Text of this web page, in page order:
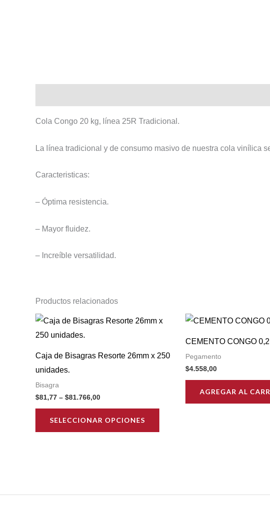
Cola Congo 20 kg, línea 25R Tradicional.
La línea tradicional y de consumo masivo de nuestra cola vinílica
Caracteristicas:
– Óptima resistencia.
– Mayor fluidez.
– Increíble versatilidad.
Productos relacionados
Caja de Bisagras Resorte 26mm x 250
unidades.
Bisagra
$81,77 – $81.766,00Price
through
$81.766,00
SELECCIONAR OPCIONES
options
CEMENTO CONGO
Pegamento
$4.558,00
AGREGAR AL